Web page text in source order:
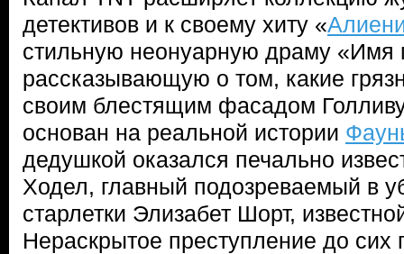
детективов и к своему хиту «
стильную неонуарную драму
рассказывающую о том, какие
своим блестящим фасадом
основан на реальной истории
дедушкой оказался печально
Ходел, главный подозреваемый в
старлетки Элизабет Шорт,
Нераскрытое преступление до сих